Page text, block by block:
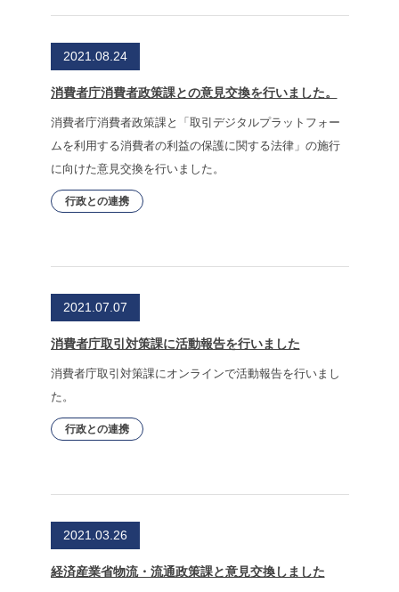
2021.08.24
消費者庁消費者政策課との意見交換を行いました。
消費者庁消費者政策課と「取引デジタルプラットフォー
ムを利用する消費者の利益の保護に関する法律」の施行
に向けた意見交換を行いました。
行政との連携
2021.07.07
消費者庁取引対策課に活動報告を行いました
消費者庁取引対策課にオンラインで活動報告を行いまし
た。
行政との連携
2021.03.26
経済産業省物流・流通政策課と意見交換しました